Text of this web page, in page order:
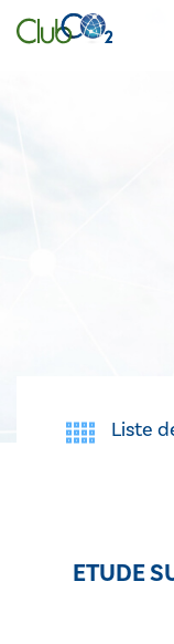
Liste
ETUDE